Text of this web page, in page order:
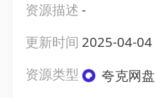
资源描述-
更新时间 2025-04-04
资源类型
夸克网盘